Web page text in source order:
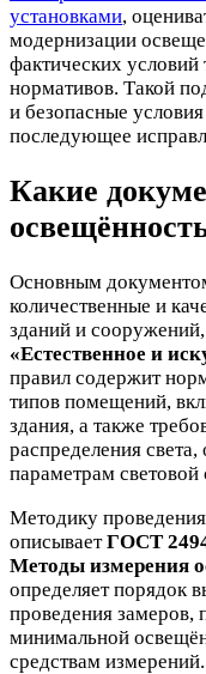
установками,
модернизации
фактических
нормативов. Такой
и безопасные
последующее
Какие
Основным
количественные и
зданий и сооружений,
«Естественное и
правил содержит
типов помещений,
здания, а также
распределения
параметрам световой
Методику
описываетГОСТ
Методы измерения
определяет порядок
проведения замеров,
минимальной
средствам измерений.